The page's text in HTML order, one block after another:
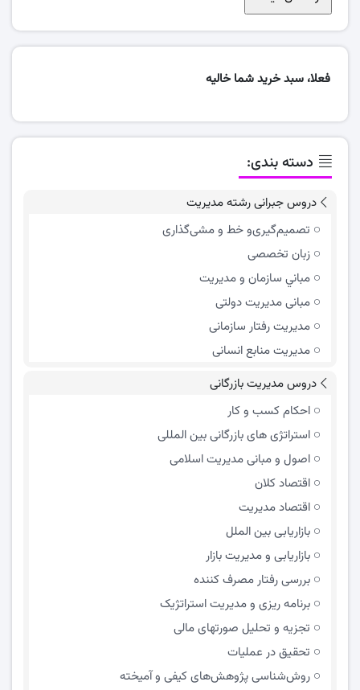
فعلا، سبد خرید شما خالیه
دسته بندی:
دروس جبرانی رشته مدیریت
تصمیم‌گیری‌و خط و مشی‌گذاری
زبان تخصصی
مباني سازمان و مديريت
مبانی مدیریت دولتی
مدیریت رفتار سازمانی
مدیریت منابع انسانی
دروس مدیریت بازرگانی
احکام کسب و کار
استراتژی های بازرگانی بین المللی
اصول و مبانی مدیریت اسلامی
اقتصاد کلان
اقتصاد مدیریت
بازاریابی بین الملل
بازاریابی و مدیریت بازار
بررسی رفتار مصرف کننده
برنامه ریزی و مدیریت استراتژیک
تجزیه و تحلیل صورتهای مالی
تحقیق در عملیات
روش‌شناسی پژوهش‌های کیفی و آمیخته